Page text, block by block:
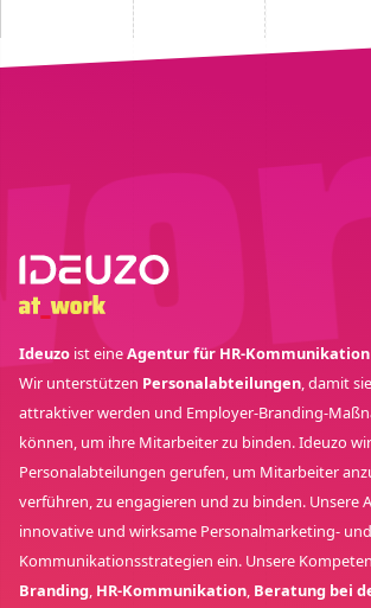
Ideuzo ist eineAgentur für HR-
Wir unterstützen Personalabteilungen, damit
attraktiver werden und Employer-Branding-
können, um ihre Mitarbeiter zu binden. Ideuzo
Personalabteilungen gerufen, um Mitarbeiter
verführen, zu engagieren und zu binden. Unsere
innovative und wirksame Personalmarketing- und
Kommunikationsstrategien ein. Unsere
Branding, HR-Kommunikation, Beratung bei